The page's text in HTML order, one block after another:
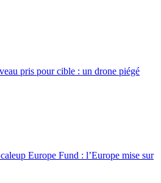
pris pour cible : un drone piégé
Europe Fund : l’Europe mise sur